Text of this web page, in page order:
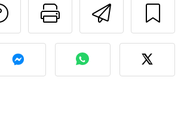
Imprimer
Poser une
votre photo de